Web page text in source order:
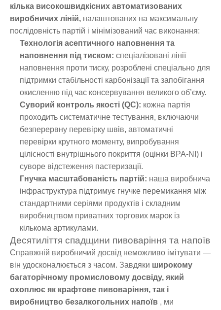
кілька високошвидкісних автоматизованих
виробничих ліній, налаштованих на максимальну
послідовність партій і мінімізований час виконання:
Технологія асептичного наповнення та
наповнення під тиском: спеціалізовані лінії
наповнення проти тиску, розроблені спеціально для
підтримки стабільності карбонізації та запобігання
окисленню під час консервування великого об’єму.
Суворий контроль якості (QC): кожна партія
проходить систематичне тестування, включаючи
безперервну перевірку швів, автоматичні
перевірки крутного моменту, випробування
цілісності внутрішнього покриття (оцінки BPA-NI) і
суворе відстеження пастеризації.
Гнучка масштабованість партій: наша виробнича
інфраструктура підтримує гнучке перемикання між
стандартними серіями продуктів і складним
виробництвом приватних торгових марок із
кількома артикулами.
Десятиліття спадщини пивоваріння та напоїв
Справжній виробничий досвід неможливо імітувати —
він удосконалюється з часом. Завдяки широкому
багаторічному промисловому досвіду, який
охоплює як крафтове пивоваріння, так і
виробництво безалкогольних напоїв , ми